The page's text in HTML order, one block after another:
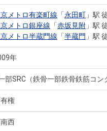
メトロ有楽町線 「永田町 」駅
メトロ銀座線 「赤坂見附 」駅
メトロ半蔵門線 「半蔵門 」駅
年
部SRC（鉄骨一部鉄骨鉄筋コン
権
西